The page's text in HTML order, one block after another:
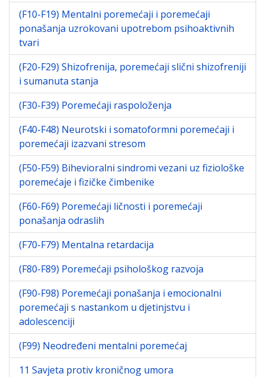
(F10-F19) Mentalni poremećaji i poremećaji
ponašanja uzrokovani upotrebom psihoaktivnih
tvari
(F20-F29) Shizofrenija, poremećaji slični shizofreniji
i sumanuta stanja
(F30-F39) Poremećaji raspoloženja
(F40-F48) Neurotski i somatoformni poremećaji i
poremećaji izazvani stresom
(F50-F59) Bihevioralni sindromi vezani uz fiziološke
poremećaje i fizičke čimbenike
(F60-F69) Poremećaji ličnosti i poremećaji
ponašanja odraslih
(F70-F79) Mentalna retardacija
(F80-F89) Poremećaji psihološkog razvoja
(F90-F98) Poremećaji ponašanja i emocionalni
poremećaji s nastankom u djetinjstvu i
adolescenciji
(F99) Neodređeni mentalni poremećaj
11 Savjeta protiv kroničnog umora